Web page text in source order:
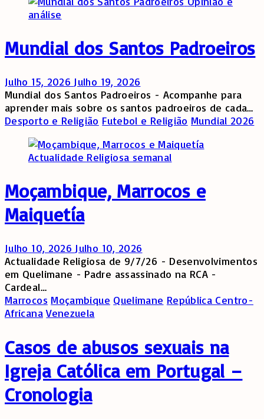
análise
Mundial dos Santos Padroeiros
Julho 15, 2026 Julho 19, 2026
Mundial dos Santos Padroeiros - Acompanhe para
aprender mais sobre os santos padroeiros de cada…
Desporto e Religião Futebol e Religião Mundial 2026
Actualidade Religiosa semanal
Moçambique, Marrocos e
Maiquetía
Julho 10, 2026 Julho 10, 2026
Actualidade Religiosa de 9/7/26 - Desenvolvimentos
em Quelimane - Padre assassinado na RCA -
Cardeal…
Marrocos Moçambique Quelimane República Centro-
Africana Venezuela
Casos de abusos sexuais na
Igreja Católica em Portugal –
Cronologia